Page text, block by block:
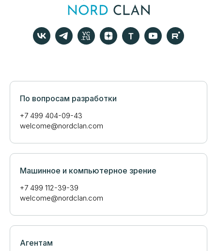
По вопросам разработки
+7 499 404-09-43
welcome@nordclan.com
Машинное и компьютерное зрение
+7 499 112-39-39
welcome@nordclan.com
Агентам